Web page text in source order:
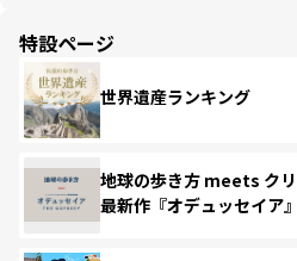
特設ページ
世界遺産ランキング
地球の歩き方 meets ク
最新作『オデュッセイア』